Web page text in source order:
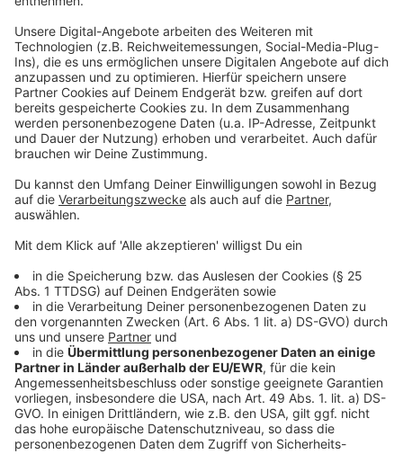
zusätzlich ein batteriebetriebenes Radio oder ein
Kurbelradio bereitzuhalten. So bleibt ihr auch ohne
Strom informiert zum Beispiel über lokale Radiosender.
Anzeige
Checkliste zur Notfallvorsorge vom BBK
Anzeige
Wer nicht weiß, womit er anfangen soll: Keine Sorge!
Verfügung. Damit lässt sich der Vorrat Schritt für
Schritt aufbauen.
Autor: Tim Schmermbeck
Anzeige